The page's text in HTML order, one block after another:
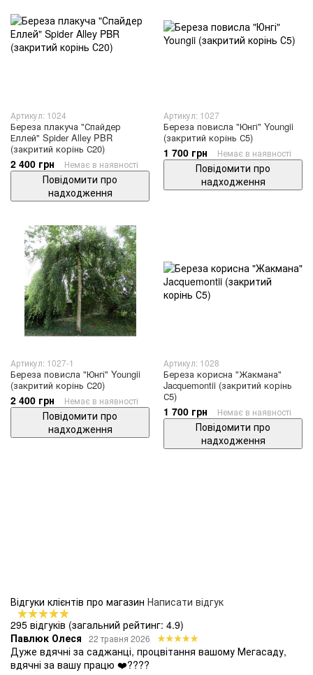
Артикул: 1024
Береза ​​плакуча "Спайдер
Еллей" Spider Alley PBR
(закритий корінь С20)
2 400 грн Немає в наявності
Повідомити про
надходження
Артикул: 1027
Береза ​​повисла "Юнгі" Youngii
(закритий корінь С5)
1 700 грн Немає в наявності
Повідомити про
надходження
Артикул: 1027-1
Береза ​​повисла "Юнгі" Youngii
(закритий корінь С20)
2 400 грн Немає в наявності
Повідомити про
надходження
Артикул: 1028
Береза корисна "Жакмана"
Jacquemontii (закритий корінь
С5)
1 700 грн Немає в наявності
Повідомити про
надходження
Відгуки клієнтів про магазин Написати відгук
295 відгуків (загальний рейтинг: 4.9)
Павлюк Олеся
22 травня 2026
Дуже вдячні за саджанці, процвітання вашому Мегасаду,
вдячні за вашу працю ❤️????